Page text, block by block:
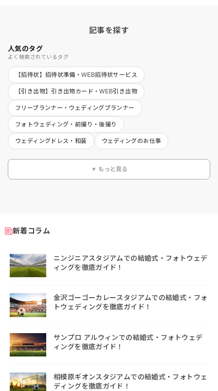
記事を探す
人気のタグ
よく検索されているタグ
【招待状】招待状準備・WEB招待状サービス
【引き出物】引き出物カード・WEB引き出物
フリープランナー・ウェディングプランナー
フォトウェディング・前撮り・後撮り
ウェディングドレス・和装 ウェディングのお仕事
▼ もっと見る
新着コラム
ニンジニアスタジアムでの結婚式・フォトウェデ
ィングを徹底ガイド！
金沢ゴーゴーカレースタジアムでの結婚式・フォ
トウェディングを徹底ガイド！
サンプロ アルウィンでの結婚式・フォトウェデ
ィングを徹底ガイド！
相模原ギオンスタジアムでの結婚式・フォトウェ
ディングを徹底ガイド！